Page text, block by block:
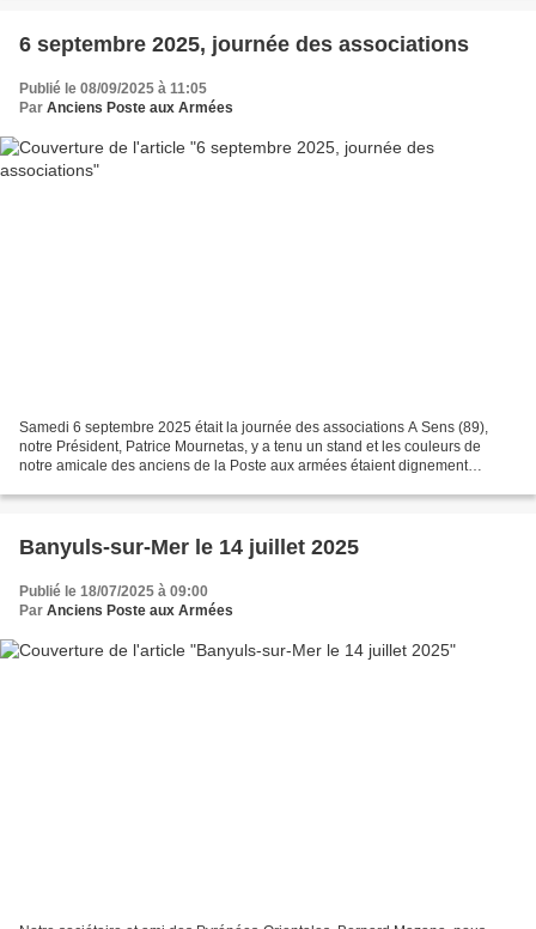
6 septembre 2025, journée des associations
Publié le 08/09/2025 à 11:05
Par Anciens Poste aux Armées
Samedi 6 septembre 2025 était la journée des associations A Sens (89),
notre Président, Patrice Mournetas, y a tenu un stand et les couleurs de
notre amicale des anciens de la Poste aux armées étaient dignement
Banyuls-sur-Mer le 14 juillet 2025
Publié le 18/07/2025 à 09:00
Par Anciens Poste aux Armées